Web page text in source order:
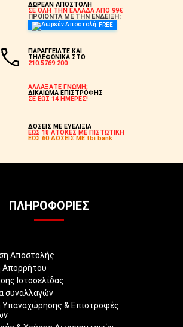
ΔΩΡΕΑΝ ΑΠΟΣΤΟΛΗ
ΣΕ ΟΛΗ ΤΗΝ ΕΛΛΑΔΑ ΑΠΟ 99€
ΠΡΟΪΟΝΤΑ ΜΕ ΤΗΝ ΕΝΔΕΙΞΗ:
FREE
ΠΑΡΑΓΓΕΙΛΤΕ ΚΑΙ
ΤΗΛΕΦΩΝΙΚΑ ΣΤΟ
210.5769.200
ΑΛΛΑΞΑΤΕ ΓΝΩΜΗ;
ΔΙΚΑΙΩΜΑ ΕΠΙΣΤΡΟΦΗΣ
ΣΕ ΕΩΣ 14 ΗΜΕΡΕΣ!
ΔΟΣΕΙΣ ΜΕ ΕΥΕΛΙΞΙΑ
ΕΩΣ 18 ΑΤΟΚΕΣ ΜΕ ΠΙΣΤΩΤΙΚΗ
ΕΩΣ 60 ΔΟΣΕΙΣ ΜΕ tbi bank
ΠΛΗΡΟΦΟΡΊΕΣ
Αποστολής
Απορρήτου
Ιστοσελίδας
συναλλαγών
Υπαναχώρησης & Επιστροφές